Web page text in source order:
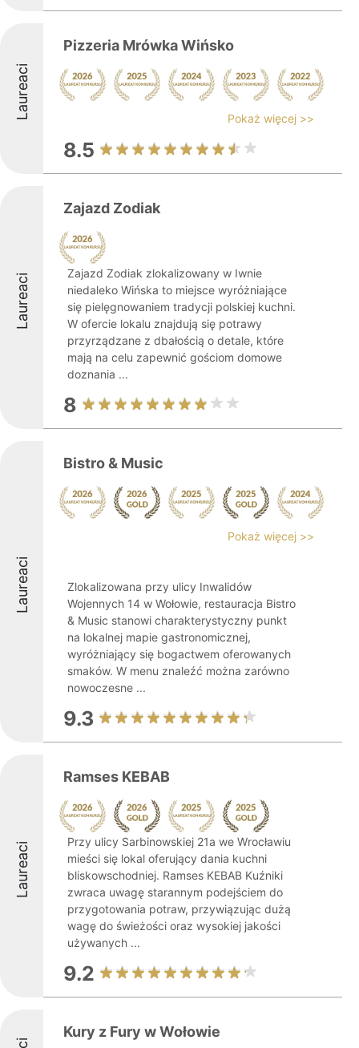
Laureaci
Pizzeria Mrówka Wińsko
Pokaż więcej >>
8.5
Laureaci
Zajazd Zodiak
Zajazd Zodiak zlokalizowany w Iwnie
niedaleko Wińska to miejsce wyróżniające
się pielęgnowaniem tradycji polskiej kuchni.
W ofercie lokalu znajdują się potrawy
przyrządzane z dbałością o detale, które
mają na celu zapewnić gościom domowe
doznania ...
8
Laureaci
Bistro & Music
Pokaż więcej >>
Zlokalizowana przy ulicy Inwalidów
Wojennych 14 w Wołowie, restauracja Bistro
& Music stanowi charakterystyczny punkt
na lokalnej mapie gastronomicznej,
wyróżniający się bogactwem oferowanych
smaków. W menu znaleźć można zarówno
nowoczesne ...
9.3
Laureaci
Ramses KEBAB
Przy ulicy Sarbinowskiej 21a we Wrocławiu
mieści się lokal oferujący dania kuchni
bliskowschodniej. Ramses KEBAB Kuźniki
zwraca uwagę starannym podejściem do
przygotowania potraw, przywiązując dużą
wagę do świeżości oraz wysokiej jakości
używanych ...
9.2
Kury z Fury w Wołowie